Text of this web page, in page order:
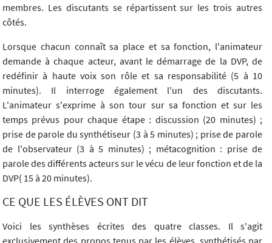
membres. Les discutants se répartissent sur les trois autres
côtés.
Lorsque chacun connaît sa place et sa fonction, l'animateur
demande à chaque acteur, avant le démarrage de la DVP, de
redéfinir à haute voix son rôle et sa responsabilité (5 à 10
minutes). Il interroge également l'un des discutants.
L'animateur s'exprime à son tour sur sa fonction et sur les
temps prévus pour chaque étape : discussion (20 minutes) ;
prise de parole du synthétiseur (3 à 5 minutes) ; prise de parole
de l'observateur (3 à 5 minutes) ; métacognition : prise de
parole des différents acteurs sur le vécu de leur fonction et de la
DVP( 15 à 20 minutes).
CE QUE LES ÉLÈVES ONT DIT
Voici les synthèses écrites des quatre classes. Il s'agit